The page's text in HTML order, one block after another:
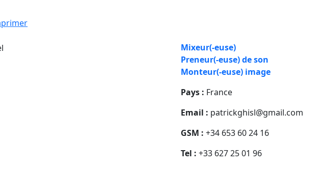
Mixeur(-euse)
Preneur(-euse) de son
Monteur(-euse) image
Pays : France
Email : patrickghisl@gmail.com
GSM : +34 653 60 24 16
Tel : +33 627 25 01 96